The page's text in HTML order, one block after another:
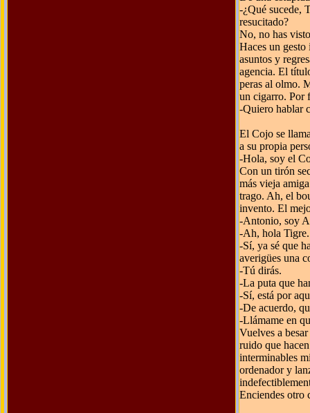
-¿Qué sucede,
resucitado?
No, no has
Haces un gesto
asuntos y
agencia. El
peras al olmo.
un cigarro. Por
-Quiero hablar
El Cojo se
a su propia
-Hola, soy el
Con un tirón
más vieja
trago. Ah, el
invento. El
-Antonio, soy
-Ah, hola Tigre.
-Sí, ya sé que
averigües una
-Tú dirás.
-La puta que
-Sí, está por
-De acuerdo,
-Llámame en
Vuelves a
ruido que
interminables
ordenador y
Enciendes otro